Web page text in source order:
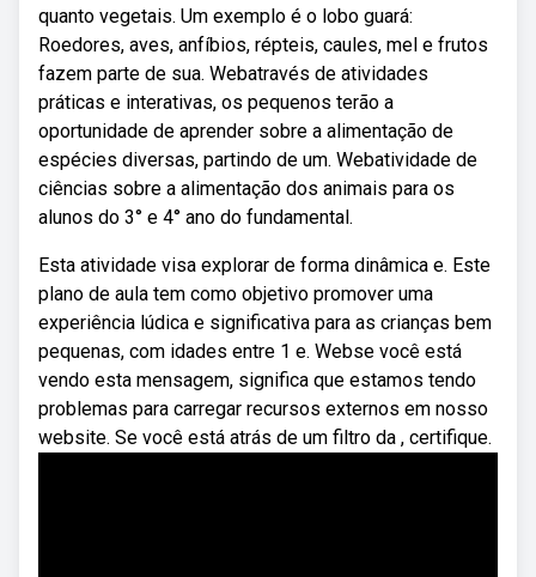
quanto vegetais. Um exemplo é o lobo guará:
Roedores, aves, anfíbios, répteis, caules, mel e frutos
fazem parte de sua. Webatravés de atividades
práticas e interativas, os pequenos terão a
oportunidade de aprender sobre a alimentação de
espécies diversas, partindo de um. Webatividade de
ciências sobre a alimentação dos animais para os
alunos do 3° e 4° ano do fundamental.
Esta atividade visa explorar de forma dinâmica e. Este
plano de aula tem como objetivo promover uma
experiência lúdica e significativa para as crianças bem
pequenas, com idades entre 1 e. Webse você está
vendo esta mensagem, significa que estamos tendo
problemas para carregar recursos externos em nosso
website. Se você está atrás de um filtro da , certifique.